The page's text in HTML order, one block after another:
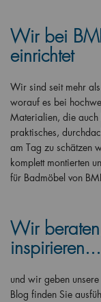
Wir bei
einrichtet
Wir sind seit mehr
worauf es bei
Materialien, die auch
praktisches,
am Tag zu schätzen
komplett montierten
für Badmöbel von
Wir
inspirieren...
und wir geben
Blog finden Sie